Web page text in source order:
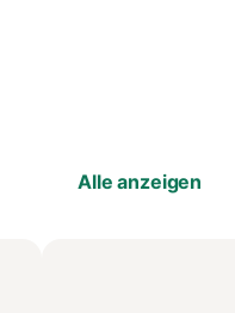
Alle anzeigen